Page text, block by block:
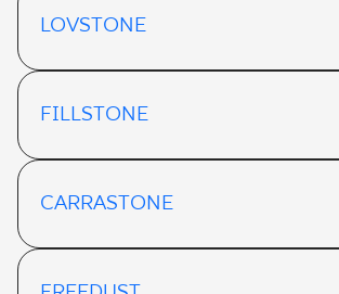
LOVSTONE
FILLSTONE
CARRASTONE